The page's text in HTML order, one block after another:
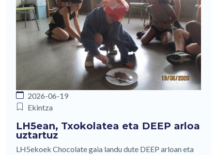
2026-06-19
Ekintza
LH5ean, Txokolatea eta DEEP arloa
uztartuz
LH5ekoek Chocolate gaia landu dute DEEP arloan eta